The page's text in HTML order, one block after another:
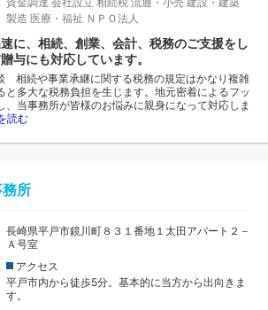
製造 医療・福祉 ＮＰＯ法人
に、相続、創業、会計、税務のご支援をし
与にも対応しています。
相続や事業承継に関する税務の規定はかなり複雑
と多大な税務負担を生じます。地元密着によるフッ
、当事務所が皆様のお悩みに親身になって対応しま
読む
所
長崎県平戸市鏡川町８３１番地１太田アパート２－
Ａ号室
アクセス
平戸市内から徒歩5分。基本的に当方から出向きま
す。